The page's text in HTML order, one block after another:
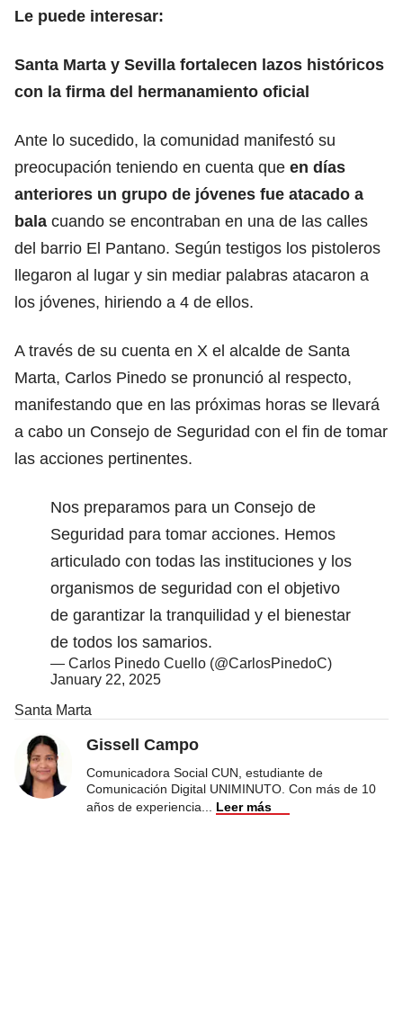
Le puede interesar:
Santa Marta y Sevilla fortalecen lazos históricos
con la firma del hermanamiento oficial
Ante lo sucedido, la comunidad manifestó su
preocupación teniendo en cuenta que en días
anteriores un grupo de jóvenes fue atacado a
bala cuando se encontraban en una de las calles
del barrio El Pantano. Según testigos los pistoleros
llegaron al lugar y sin mediar palabras atacaron a
los jóvenes, hiriendo a 4 de ellos.
A través de su cuenta en X el alcalde de Santa
Marta, Carlos Pinedo se pronunció al respecto,
manifestando que en las próximas horas se llevará
a cabo un Consejo de Seguridad con el fin de tomar
las acciones pertinentes.
Nos preparamos para un Consejo de
Seguridad para tomar acciones. Hemos
articulado con todas las instituciones y los
organismos de seguridad con el objetivo
de garantizar la tranquilidad y el bienestar
de todos los samarios.
— Carlos Pinedo Cuello (@CarlosPinedoC)
January 22, 2025
Santa Marta
Gissell Campo
Comunicadora Social CUN, estudiante de
Comunicación Digital UNIMINUTO. Con más de 10
años de experiencia
Leer más